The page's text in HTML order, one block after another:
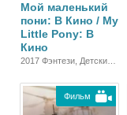
Мой маленький
пони: В Кино / My
Little Pony: В
Кино
2017 Фэнтези, Детский,
Семейный, Комедия,
ЗарубежныйФильм